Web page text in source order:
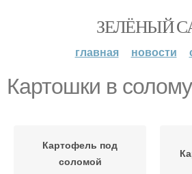
ЗЕЛЁНЫЙ
главная новости
Картошки в солому
Картофель под
соломой